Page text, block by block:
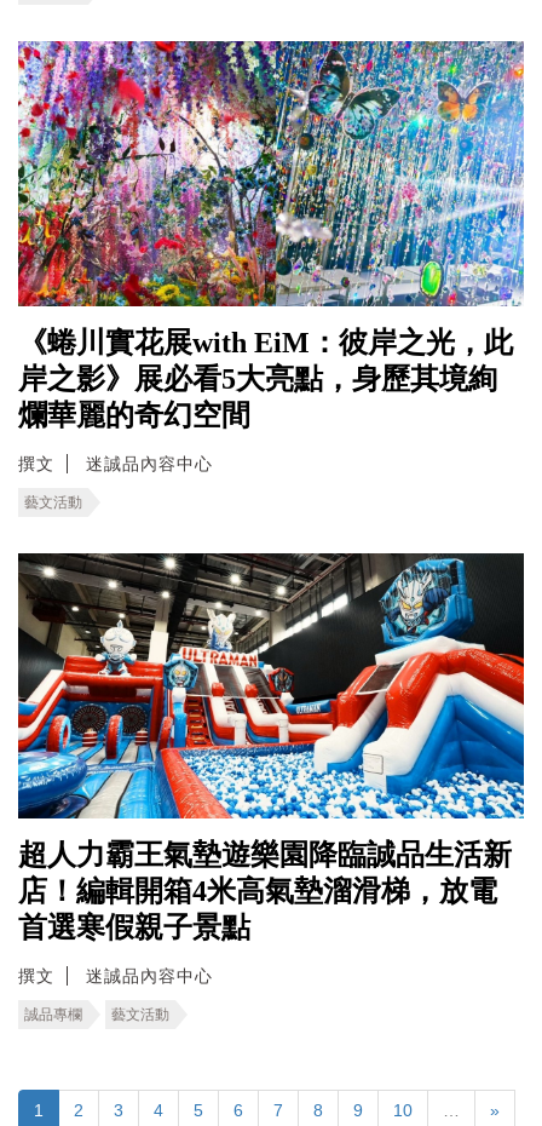
《蜷川實花展with EiM：彼岸之光，此
岸之影》展必看5大亮點，身歷其境絢
爛華麗的奇幻空間
撰文 迷誠品內容中心
藝文活動
超人力霸王氣墊遊樂園降臨誠品生活新
店！編輯開箱4米高氣墊溜滑梯，放電
首選寒假親子景點
撰文 迷誠品內容中心
誠品專欄 藝文活動
1 2 3 4 5 6 7 8 9 10 »